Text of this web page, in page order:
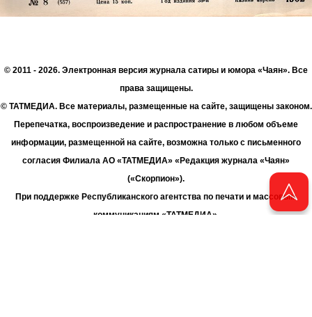
© 2011 - 2026. Электронная версия журнала сатиры и юмора «Чаян». Все
права защищены.
© ТАТМЕДИА. Все материалы, размещенные на сайте, защищены законом.
Перепечатка, воспроизведение и распространение в любом объеме
информации, размещенной на сайте, возможна только с письменного
согласия Филиала АО «ТАТМЕДИА» «Редакция журнала «Чаян»
(«Скорпион»).
При поддержке Республиканского агентства по печати и массовым
коммуникациям «ТАТМЕДИА».